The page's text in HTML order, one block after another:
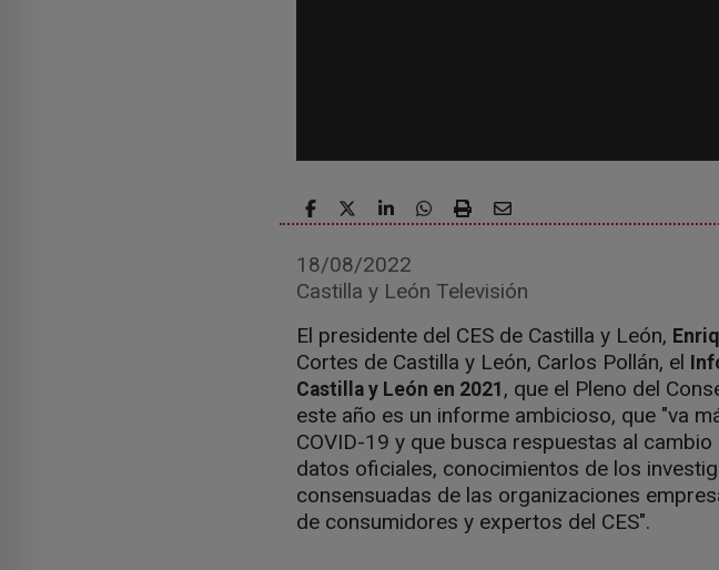
18/08/2022
Castilla y León Televisión
El presidente del CES de Castilla y León,
Cortes de Castilla y León, Carlos Pollán, el
Castilla y León en 2021 , que el Pleno del
este año es un informe ambicioso, que "va
COVID-19 y que busca respuestas al
datos oficiales, conocimientos de los
consensuadas de las organizaciones
de consumidores y expertos del CES".